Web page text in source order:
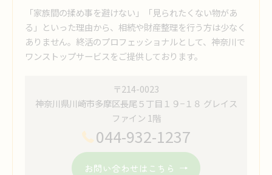
「家族間の揉め事を避けない」「見られたくない物があ
る」といった理由から、相続や財産整理を行う方は少なく
ありません。終活のプロフェッショナルとして、神奈川で
ワンストップサービスをご提供しております。
〒214-0023
神奈川県川崎市多摩区長尾５丁目１９−１８ グレイス
ファイン 1階
044-932-1237
お問い合わせはこちら